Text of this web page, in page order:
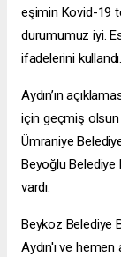
eşimin Kovid-19
durumumuz iyi.
ifadelerini kullandı.
Aydın’ın
için geçmiş olsun
Ümraniye
Beyoğlu Belediye
vardı.
Beykoz Belediye
Aydın'ı ve hemen